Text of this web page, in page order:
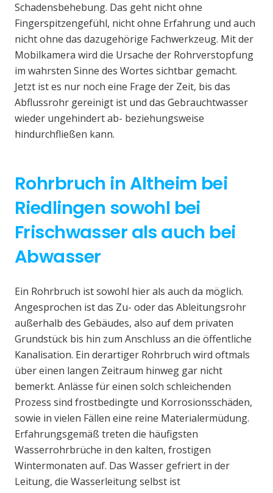
Schadensbehebung. Das geht nicht ohne
Fingerspitzengefühl, nicht ohne Erfahrung und auch
nicht ohne das dazugehörige Fachwerkzeug. Mit der
Mobilkamera wird die Ursache der Rohrverstopfung
im wahrsten Sinne des Wortes sichtbar gemacht.
Jetzt ist es nur noch eine Frage der Zeit, bis das
Abflussrohr gereinigt ist und das Gebrauchtwasser
wieder ungehindert ab- beziehungsweise
hindurchfließen kann.
Rohrbruch in Altheim bei
Riedlingen sowohl bei
Frischwasser als auch bei
Abwasser
Ein Rohrbruch ist sowohl hier als auch da möglich.
Angesprochen ist das Zu- oder das Ableitungsrohr
außerhalb des Gebäudes, also auf dem privaten
Grundstück bis hin zum Anschluss an die öffentliche
Kanalisation. Ein derartiger Rohrbruch wird oftmals
über einen langen Zeitraum hinweg gar nicht
bemerkt. Anlässe für einen solch schleichenden
Prozess sind frostbedingte und Korrosionsschäden,
sowie in vielen Fällen eine reine Materialermüdung.
Erfahrungsgemäß treten die häufigsten
Wasserrohrbrüche in den kalten, frostigen
Wintermonaten auf. Das Wasser gefriert in der
Leitung, die Wasserleitung selbst ist